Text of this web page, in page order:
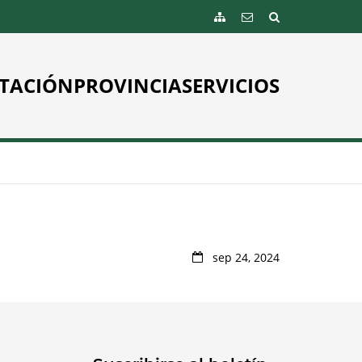
PROVINCIASERVICIOS
sep 24, 2024